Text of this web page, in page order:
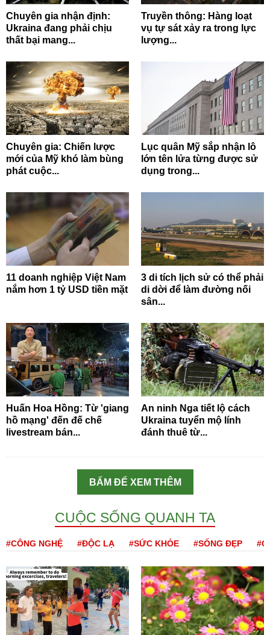
Chuyên gia nhận định:
Ukraina đang phải chịu
thất bại mang...
Truyền thông: Hàng loạt
vụ tự sát xảy ra trong lực
lượng...
Chuyên gia: Chiến lược
mới của Mỹ khó làm bùng
phát cuộc...
Lục quân Mỹ sắp nhận lô
lớn tên lửa từng được sử
dụng trong...
11 doanh nghiệp Việt Nam
nắm hơn 1 tỷ USD tiền mặt
3 di tích lịch sử có thể phải
di dời để làm đường nối
sân...
Huấn Hoa Hồng: Từ 'giang
hồ mạng' đến đế chế
livestream bán...
An ninh Nga tiết lộ cách
Ukraina tuyển mộ lính
đánh thuê từ...
BẤM ĐỂ XEM THÊM
CUỘC SỐNG QUANH TA
#CÔNG NGHỆ #ĐỘC LẠ #SỨC KHỎE #SỐNG ĐẸP